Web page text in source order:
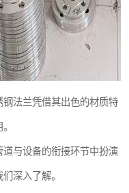
法兰凭借其出色的材质特
与设备的衔接环节中扮演
深入了解。